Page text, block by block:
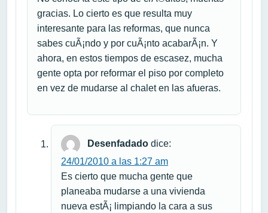
gracias. Lo cierto es que resulta muy
interesante para las reformas, que nunca
sabes cuÃ¡ndo y por cuÃ¡nto acabarÃ¡n. Y
ahora, en estos tiempos de escasez, mucha
gente opta por reformar el piso por completo
en vez de mudarse al chalet en las afueras.
Desenfadado dice:
24/01/2010 a las 1:27 am
Es cierto que mucha gente que
planeaba mudarse a una vivienda
nueva estÃ¡ limpiando la cara a sus